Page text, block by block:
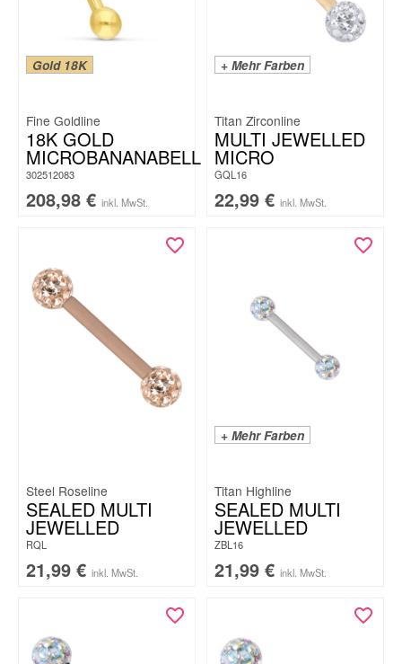
Gold 18K
Fine Goldline
18K GOLD
MICROBANANABELL
302512083
208,98 € inkl. MwSt.
+ Mehr Farben
Titan Zirconline
MULTI JEWELLED
MICRO
GQL16
22,99 € inkl. MwSt.
Steel Roseline
SEALED MULTI
JEWELLED
RQL
21,99 € inkl. MwSt.
+ Mehr Farben
Titan Highline
SEALED MULTI
JEWELLED
ZBL16
21,99 € inkl. MwSt.